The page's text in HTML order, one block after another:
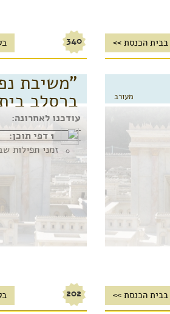
בבית הכנסת >> 340
מעורב
בבית הכנסת >>
"משיבת
ברסלב
בית אל
עודכנו לאחרונה:
1 דפי תוכן:
זמני תפילות
202